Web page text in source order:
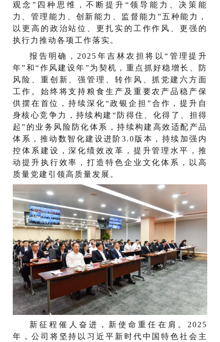
观念”四种思维，不断提升“领导能力、决策能
力、管理能力、创新能力、监督能力”五种能力，
以更高的政治站位、更扎实的工作作风、更强的
执行力推动各项工作落实。
报告明确，2025年吉林农担将以“管理提升
年”和“作风建设年”为契机，重点抓好稳增长、防
风险、重创新、强管理、转作风、抓党建六方面
工作。始终将支持粮食生产及重要农产品稳产保
供摆在首位，持续深化“政银企担”合作，提升自
身核心竞争力，持续构建“防得住、化得了、担得
起”的业务风险防化体系，持续构建高效适配产品
体系，推动数智化建设进阶3.0版本，持续加强内
控体系建设，深化绩效改革，提升管理水平，推
动提升执行效率，打造特色企业文化体系，以高
质量党建引领高质量发展。
新征程催人奋进，新使命重任在肩。2025
年，公司将坚持以习近平新时代中国特色社会主